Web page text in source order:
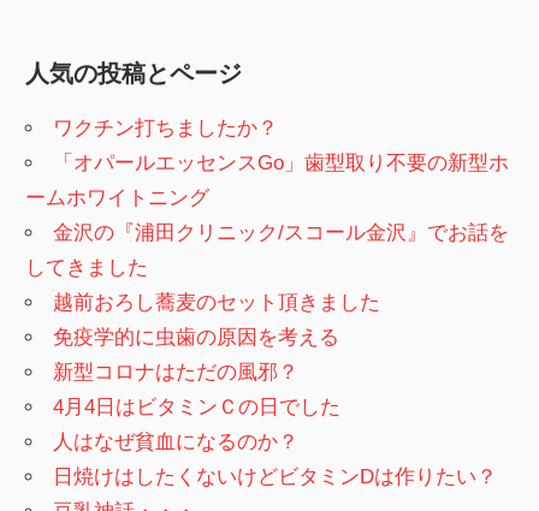
人気の投稿とページ
ワクチン打ちましたか？
「オパールエッセンスGo」歯型取り不要の新型ホ
ームホワイトニング
金沢の『浦田クリニック/スコール金沢』でお話を
してきました
越前おろし蕎麦のセット頂きました
免疫学的に虫歯の原因を考える
新型コロナはただの風邪？
4月4日はビタミンＣの日でした
人はなぜ貧血になるのか？
日焼けはしたくないけどビタミンDは作りたい？